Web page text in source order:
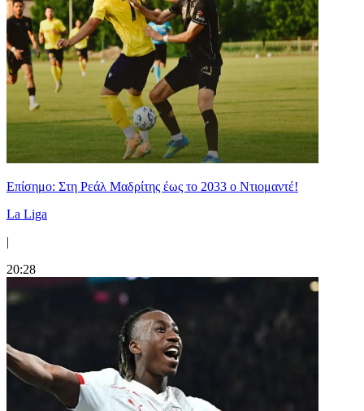
Επίσημο: Στη Ρεάλ Μαδρίτης έως το 2033 ο Ντιομαντέ!
La Liga
|
20:28